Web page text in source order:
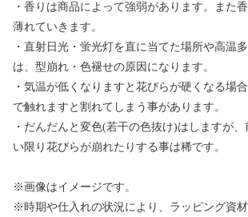
・香りは商品によって強弱があります。また
薄れていきます。
・直射日光・蛍光灯を直に当てた場所や高温
は、型崩れ・色褪せの原因になります。
・気温が低くなりますと花びらが硬くなる場
で触れますと割れてしまう事があります。
・だんだんと変色(若干の色抜け)はしますが
い限り花びらが崩れたりする事は稀です。
※画像はイメージです。
※時期や仕入れの状況により、ラッピング資